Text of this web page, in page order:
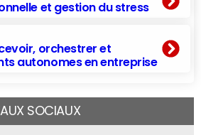
et gestion du stress
orchestrer et
autonomes en entreprise
SOCIAUX